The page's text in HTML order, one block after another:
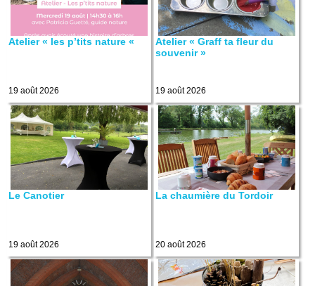
Atelier « les p’tits nature «
19 août 2026
Atelier « Graff ta fleur du
souvenir »
19 août 2026
Le Canotier
19 août 2026
La chaumière du Tordoir
20 août 2026